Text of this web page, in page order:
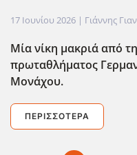
17 Ιουνίου 2026 | Γιάννης
Μία νίκη μακριά από
πρωταθλήματος
Μονάχου.
ΠΕΡΙΣΣΌΤΕΡΑ